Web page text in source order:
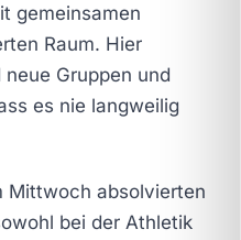
gemeinsamen
Raum. Hier
Gruppen und
es nie langweilig
Mittwoch absolvierten
bei der Athletik